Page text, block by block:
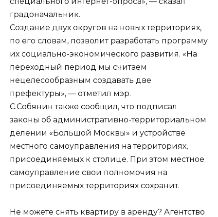
градоначальник.
Создание двух округов на новых территориях,
по его словам, позволит разработать программу
их социально-экономического развития. «На
переходный период мы считаем
нецелесообразным создавать две
префектуры», — отметил мэр.
С.Собянин также сообщил, что подписал
законы об административно-территориальном
делении «Большой Москвы» и устройстве
местного самоуправления на территориях,
присоединяемых к столице. При этом местное
самоуправление свои полномочия на
присоединяемых территориях сохранит.
Не можете снять квартиру в аренду? Агентство